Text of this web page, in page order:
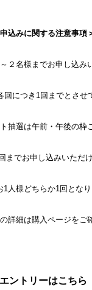
込みに関する注意事項
２名様までお申し込み
につき1回までとさせ
抽選は午前・午後の枠
までお申し込みいただけ
1人様どちらか1回となり
詳細は購入ページをご
ントリーはこちら